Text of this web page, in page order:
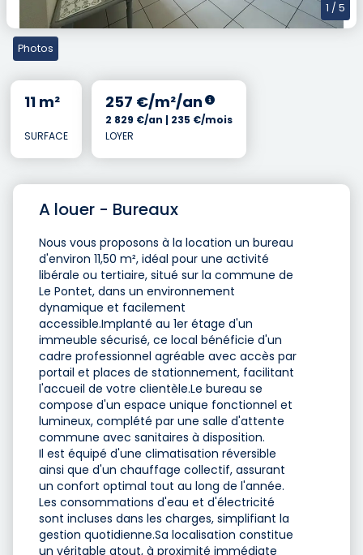
1 / 5
Photos
11 m²
SURFACE
257 €/m²/an
2 829 €/an | 235 €/mois
LOYER
A louer - Bureaux
Nous vous proposons à la location un bureau
d'environ 11,50 m², idéal pour une activité
libérale ou tertiaire, situé sur la commune de
Le Pontet, dans un environnement
dynamique et facilement
accessible.Implanté au 1er étage d'un
immeuble sécurisé, ce local bénéficie d'un
cadre professionnel agréable avec accès par
portail et places de stationnement, facilitant
l'accueil de votre clientèle.Le bureau se
compose d'un espace unique fonctionnel et
lumineux, complété par une salle d'attente
commune avec sanitaires à disposition.
Il est équipé d'une climatisation réversible
ainsi que d'un chauffage collectif, assurant
un confort optimal tout au long de l'année.
Les consommations d'eau et d'électricité
sont incluses dans les charges, simplifiant la
gestion quotidienne.Sa localisation constitue
un véritable atout, à proximité immédiate